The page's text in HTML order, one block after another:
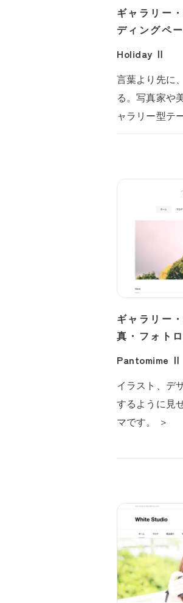
ギャラリー
ディングペ
Holiday Ⅱ
言葉より先に
る。写真家や
ャラリー型テ
ギャラリー
真・フォト
Pantomime Ⅱ
イラスト、デ
するように見
マです。 ＞